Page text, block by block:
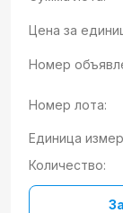
Цена за
Номер
Номер лота:
Единица
Количество: